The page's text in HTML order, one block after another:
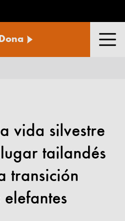
vida silvestre
tailandés
transición